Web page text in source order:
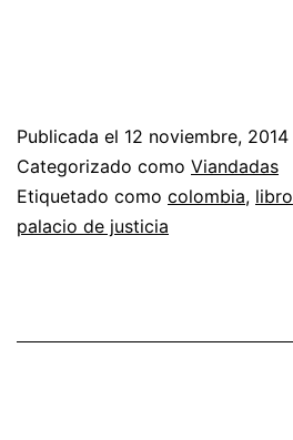
Publicada el 12 noviembre, 2014
Categorizado como Viandadas
Etiquetado como colombia, libro
palacio de justicia